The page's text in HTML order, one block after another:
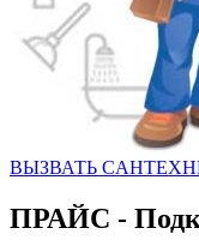
ВЫЗВАТЬ
ПРАЙС -